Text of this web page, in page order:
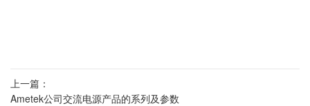
上一篇：
Ametek公司交流电源产品的系列及参数